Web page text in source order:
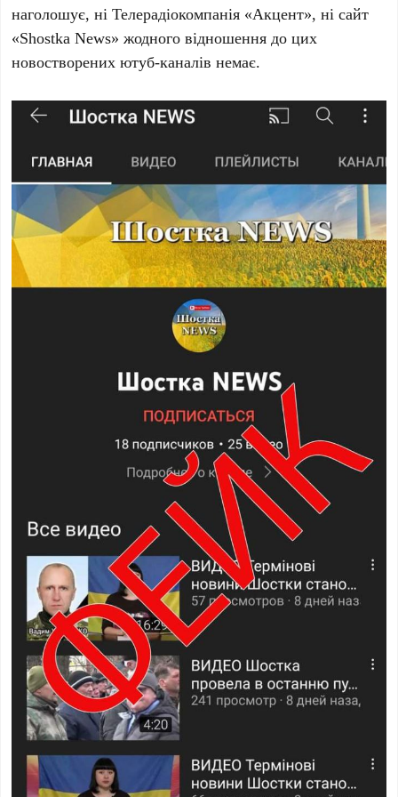
наголошує, ні Телерадіокомпанія «Акцент», ні сайт
«Shostka News» жодного відношення до цих
новостворених ютуб-каналів немає.